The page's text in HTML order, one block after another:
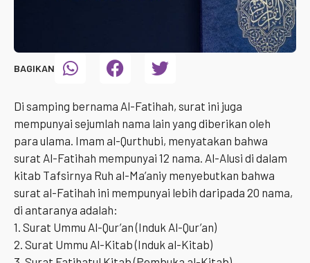
BAGIKAN
Di samping bernama Al-Fatihah, surat ini juga
mempunyai sejumlah nama lain yang diberikan oleh
para ulama. Imam al-Qurthubi, menyatakan bahwa
surat Al-Fatihah mempunyai 12 nama. Al-Alusi di dalam
kitab Tafsirnya Ruh al-Ma’aniy menyebutkan bahwa
surat al-Fatihah ini mempunyai lebih daripada 20 nama,
di antaranya adalah:
1. Surat Ummu Al-Qur’an (Induk Al-Qur’an)
2. Surat Ummu Al-Kitab (Induk al-Kitab)